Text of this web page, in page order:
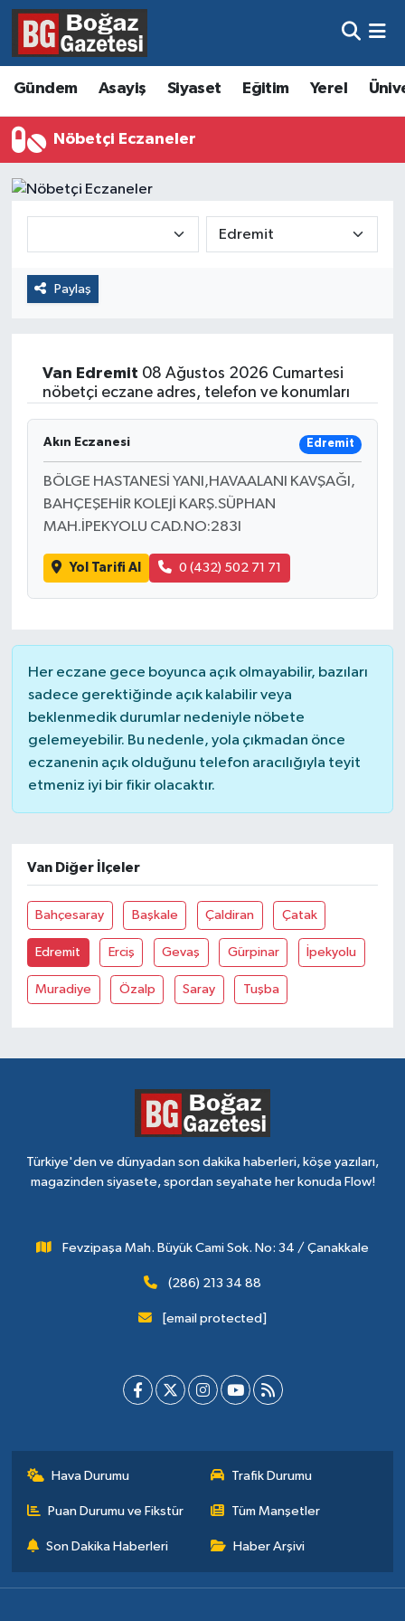
Gündem Asayiş Siyaset Eğitim Yerel
Nöbetçi Eczaneler
Paylaş
Van Edremit 08 Ağustos 2026 Cumartesi
nöbetçi eczane adres, telefon ve konumları
Akın Eczanesi Edremit
BÖLGE HASTANESİ YANI,HAVAALANI KAVŞAĞI,
BAHÇEŞEHİR KOLEJİ KARŞ.SÜPHAN
MAH.İPEKYOLU CAD.NO:283I
Yol Tarifi Al 0 (432) 502 71 71
Her eczane gece boyunca açık olmayabilir, bazıları
sadece gerektiğinde açık kalabilir veya
beklenmedik durumlar nedeniyle nöbete
gelemeyebilir. Bu nedenle, yola çıkmadan önce
eczanenin açık olduğunu telefon aracılığıyla teyit
etmeniz iyi bir fikir olacaktır.
Van Diğer İlçeler
Bahçesaray Başkale Çaldiran Çatak
Edremit Erciş Gevaş Gürpinar İpekyolu
Muradiye Özalp Saray Tuşba
Türkiye'den ve dünyadan son dakika haberleri, köşe yazıları,
magazinden siyasete, spordan seyahate her konuda Flow!
Fevzipaşa Mah. Büyük Cami Sok. No: 34 / Çanakkale
(286) 213 34 88
[email protected]
Hava Durumu Trafik Durumu
Puan Durumu ve Fikstür Tüm Manşetler
Son Dakika Haberleri Haber Arşivi
Asayiş
Eğitim
Ekonomi
Kültür ve Sanat
Magazin
Sağlık
Hava Durumu
Trafik Durumu
Süper Lig Puan Durumu ve Fikstür
Son Dakika Haberleri
Haber Arşivi